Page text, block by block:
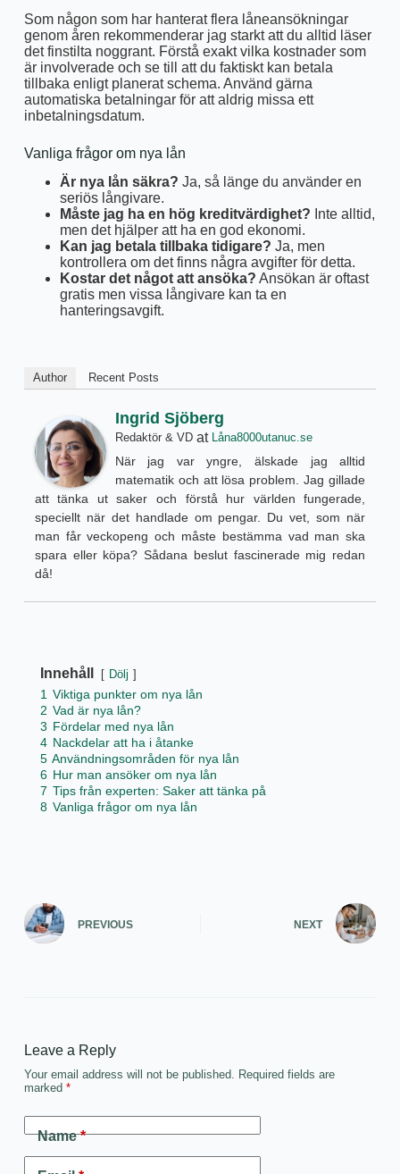
Som någon som har hanterat flera låneansökningar
genom åren rekommenderar jag starkt att du alltid läser
det finstilta noggrant. Förstå exakt vilka kostnader som
är involverade och se till att du faktiskt kan betala
tillbaka enligt planerat schema. Använd gärna
automatiska betalningar för att aldrig missa ett
inbetalningsdatum.
Vanliga frågor om nya lån
Är nya lån säkra? Ja, så länge du använder en
seriös långivare.
Måste jag ha en hög kreditvärdighet? Inte alltid,
men det hjälper att ha en god ekonomi.
Kan jag betala tillbaka tidigare? Ja, men
kontrollera om det finns några avgifter för detta.
Kostar det något att ansöka? Ansökan är oftast
gratis men vissa långivare kan ta en
hanteringsavgift.
Author Recent Posts
Ingrid Sjöberg
Redaktör & VDat Låna8000utanuc.se
När jag var yngre, älskade jag alltid
matematik och att lösa problem. Jag gillade
att tänka ut saker och förstå hur världen fungerade,
speciellt när det handlade om pengar. Du vet, som när
man får veckopeng och måste bestämma vad man ska
spara eller köpa? Sådana beslut fascinerade mig redan
då!
Innehåll Dölj
1 Viktiga punkter om nya lån
2 Vad är nya lån?
3 Fördelar med nya lån
4 Nackdelar att ha i åtanke
5 Användningsområden för nya lån
6 Hur man ansöker om nya lån
7 Tips från experten: Saker att tänka på
8 Vanliga frågor om nya lån
PREVIOUS NEXT
Leave a Reply
Your email address will not be published. Required fields are
marked *
Name*